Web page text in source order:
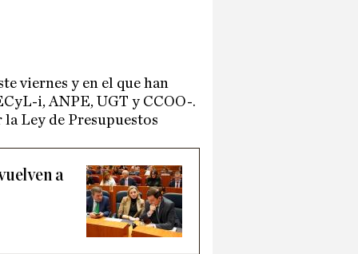
viernes y en el que han
i, ANPE, UGT y CCOO-.
Ley de Presupuestos
a